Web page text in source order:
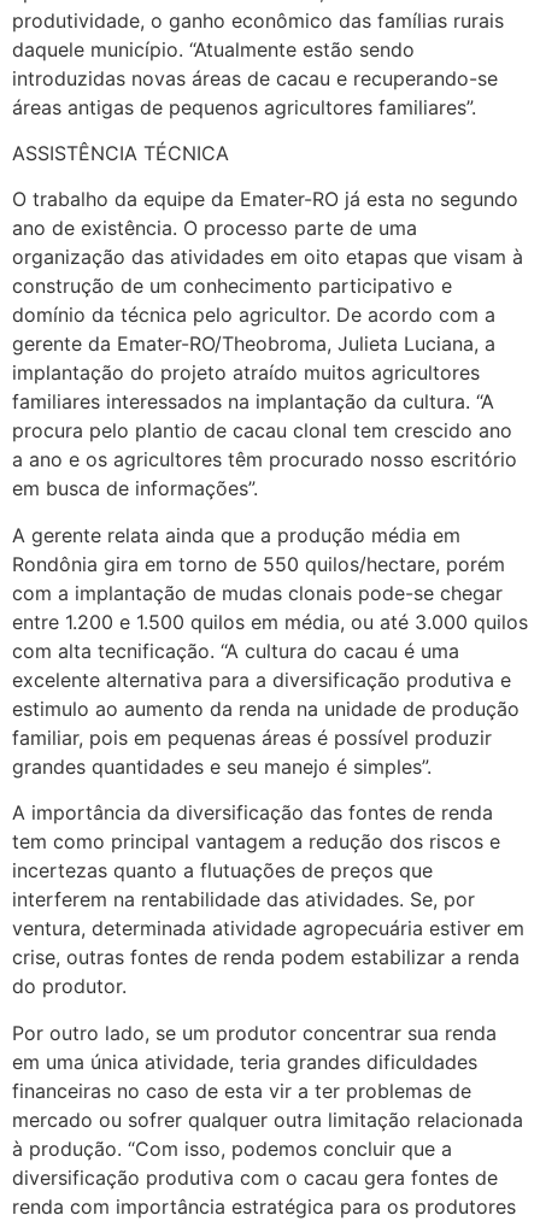
produtividade, o ganho econômico das famílias rurais
daquele município. “Atualmente estão sendo
introduzidas novas áreas de cacau e recuperando-se
áreas antigas de pequenos agricultores familiares”.
ASSISTÊNCIA TÉCNICA
O trabalho da equipe da Emater-RO já esta no segundo
ano de existência. O processo parte de uma
organização das atividades em oito etapas que visam à
construção de um conhecimento participativo e
domínio da técnica pelo agricultor. De acordo com a
gerente da Emater-RO/Theobroma, Julieta Luciana, a
implantação do projeto atraído muitos agricultores
familiares interessados na implantação da cultura. “A
procura pelo plantio de cacau clonal tem crescido ano
a ano e os agricultores têm procurado nosso escritório
em busca de informações”.
A gerente relata ainda que a produção média em
Rondônia gira em torno de 550 quilos/hectare, porém
com a implantação de mudas clonais pode-se chegar
entre 1.200 e 1.500 quilos em média, ou até 3.000 quilos
com alta tecnificação. “A cultura do cacau é uma
excelente alternativa para a diversificação produtiva e
estimulo ao aumento da renda na unidade de produção
familiar, pois em pequenas áreas é possível produzir
grandes quantidades e seu manejo é simples”.
A importância da diversificação das fontes de renda
tem como principal vantagem a redução dos riscos e
incertezas quanto a flutuações de preços que
interferem na rentabilidade das atividades. Se, por
ventura, determinada atividade agropecuária estiver em
crise, outras fontes de renda podem estabilizar a renda
do produtor.
Por outro lado, se um produtor concentrar sua renda
em uma única atividade, teria grandes dificuldades
financeiras no caso de esta vir a ter problemas de
mercado ou sofrer qualquer outra limitação relacionada
à produção. “Com isso, podemos concluir que a
diversificação produtiva com o cacau gera fontes de
renda com importância estratégica para os produtores